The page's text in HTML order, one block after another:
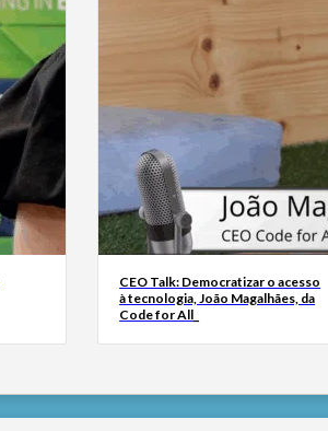
CEO Talk: Democratizar o acesso
à tecnologia, João Magalhães, da
Code for All_